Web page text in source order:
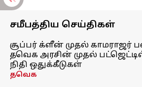
சமீபத்திய செய்திகள்
சூப்பர் க்ளீன் முதல் காமராஜர்
தவெக அரசின் முதல்
நிதி ஒதுக்கீடுகள்
தவெக